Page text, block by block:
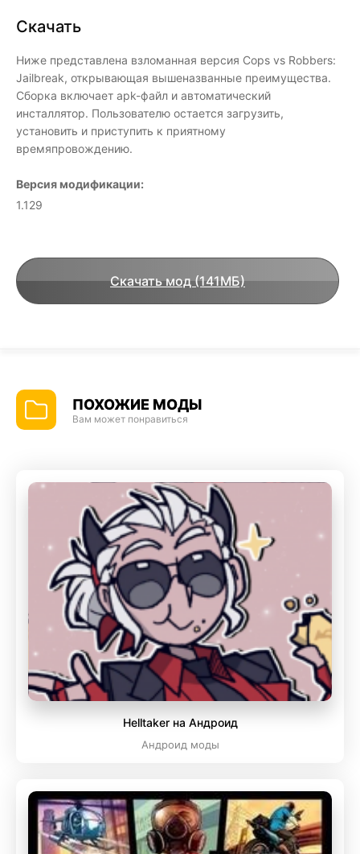
Скачать
Ниже представлена взломанная версия Cops vs Robbers:
Jailbreak, открывающая вышеназванные преимущества.
Сборка включает apk-файл и автоматический
инсталлятор. Пользователю остается загрузить,
установить и приступить к приятному
времяпровождению.
Версия модификации:
1.129
Скачать мод (141МБ)
ПОХОЖИЕ МОДЫ
Вам может понравиться
Helltaker на Андроид
Андроид моды